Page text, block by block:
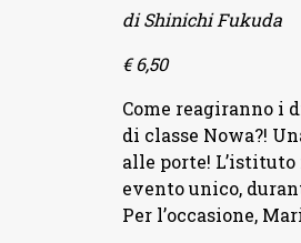
di Shinichi Fukuda
€ 6,50
Come reagiranno i
di classe Nowa?!
alle porte!
evento unico,
Per l’occasione,